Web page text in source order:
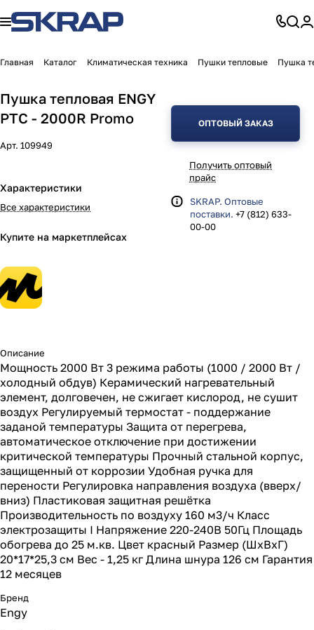
Главная Каталог Климатическая техника Пушки тепловые Пушка
Пушка тепловая ENGY
PTC - 2000R Promo
Арт. 109949
Характеристики
Все характеристики
Купите на маркетплейсах
ОПТОВЫЙ ЗАКАЗ
Получить оптовый
прайс
SKRAP. Оптовые
поставки. +7 (812) 633-
00-00
Описание
Мощность 2000 Вт 3 режима работы (1000 / 2000 Вт /
холодный обдув) Керамический нагревательный
элемент, долговечен, не сжигает кислород, не сушит
воздух Регулируемый термостат - поддержание
заданой температуры Защита от перегрева,
автоматическое отключение при достижении
критической температуры Прочный стальной корпус,
защищенный от коррозии Удобная ручка для
перености Регулировка направления воздуха (вверх/
вниз) Пластиковая защитная решётка
Производительность по воздуху 160 м3/ч Класс
электрозащиты I Напряжение 220-240В 50Гц Площадь
обогрева до 25 м.кв. Цвет красный Размер (ШхВхГ)
20*17*25,3 см Вес - 1,25 кг Длина шнура 126 см Гарантия
12 месяцев
Бренд
Engy